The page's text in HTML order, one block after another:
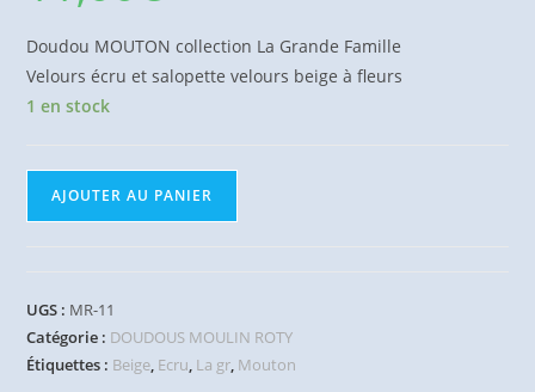
Doudou MOUTON collection La Grande Famille
Velours écru et salopette velours beige à fleurs
1 en stock
beige
Grande
Famille
AJOUTER AU PANIER
UGS : MR-11
Catégorie : DOUDOUS MOULIN ROTY
Étiquettes : Beige Ecru La gr Mouton